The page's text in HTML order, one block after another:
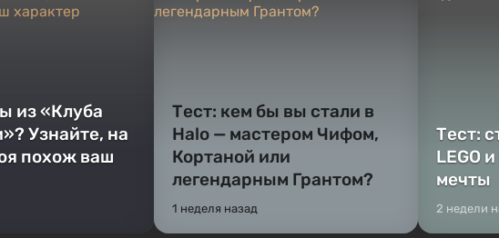
из «Клуба
Узнайте, на
похож ваш
Тест: кем бы вы стали в
Halo — мастером Чифом,
Кортаной или
легендарным Грантом?
1 неделя назад
Тест:
LEGO
мечты
2 недели